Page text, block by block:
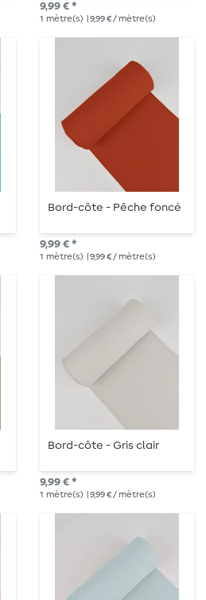
9,99 € *
1 mètre(s) | 9,99 € / mètre(s)
Bord-côte - Pêche foncé
9,99 € *
1 mètre(s) | 9,99 € / mètre(s)
Bord-côte - Gris clair
9,99 € *
1 mètre(s) | 9,99 € / mètre(s)